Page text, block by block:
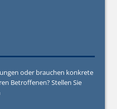
oder brauchen konkrete
Betroffenen? Stellen Sie